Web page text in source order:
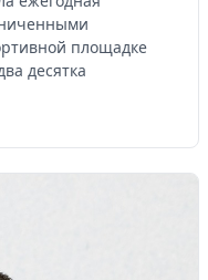
площадке
десятка